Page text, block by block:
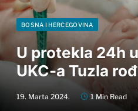
BOSNA I HERCEGOVINA
U protekla 24h
UKC-a Tuzla
19. Marta 2024. 1 Min Read